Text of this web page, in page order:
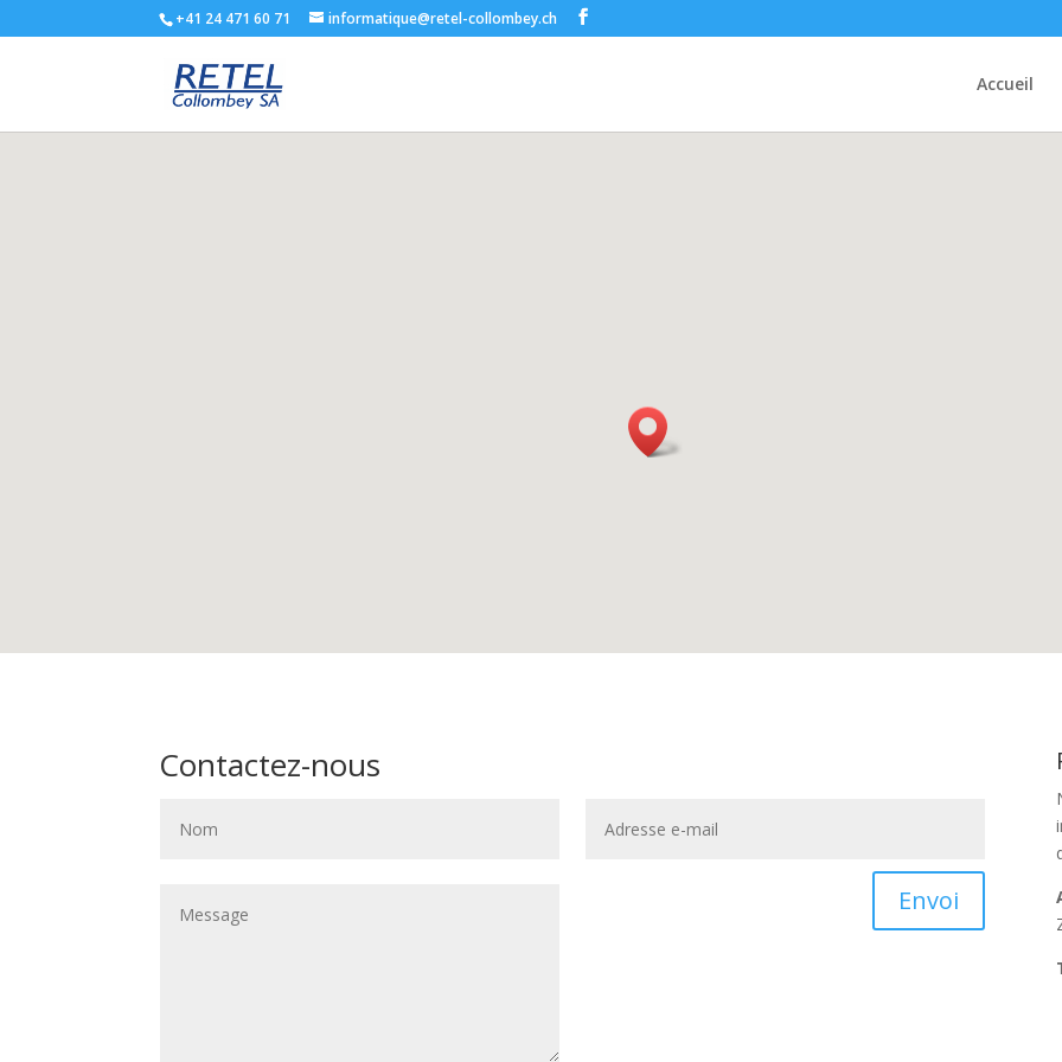
+41 24 471 60 71 informatique@retel-collombey.ch
Accueil
Contactez-nous
Envoi